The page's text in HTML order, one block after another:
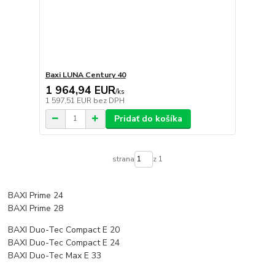
Baxi LUNA Century 40
1 964,94 EUR/ks
1 597,51 EUR bez DPH
Pridať do košíka
strana z 1
BAXI Prime 24
BAXI Prime 28
BAXI Duo-Tec Compact E 20
BAXI Duo-Tec Compact E 24
BAXI Duo-Tec Max E 33